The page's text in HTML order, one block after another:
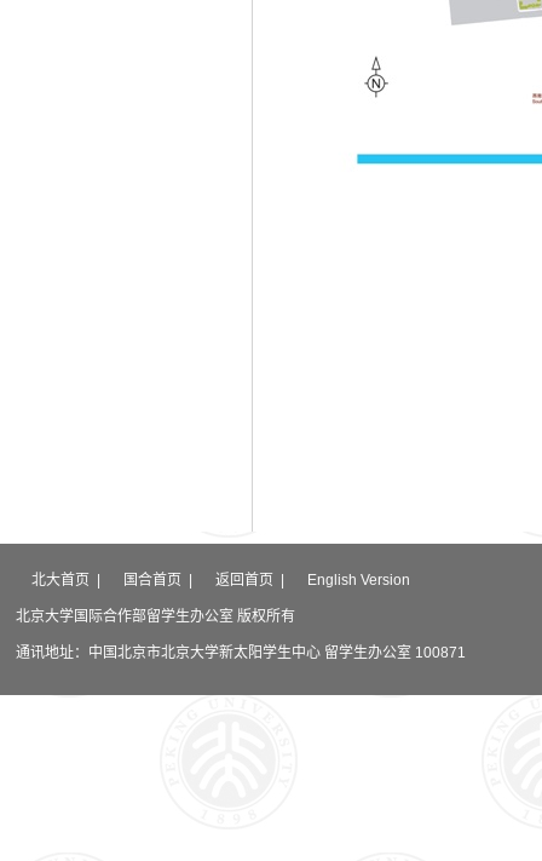
北大首页 国合首页 返回首页 English Version
北京大学国际合作部留学生办公室 版权所有
通讯地址：中国北京市北京大学新太阳学生中心 留学生办公室 100871